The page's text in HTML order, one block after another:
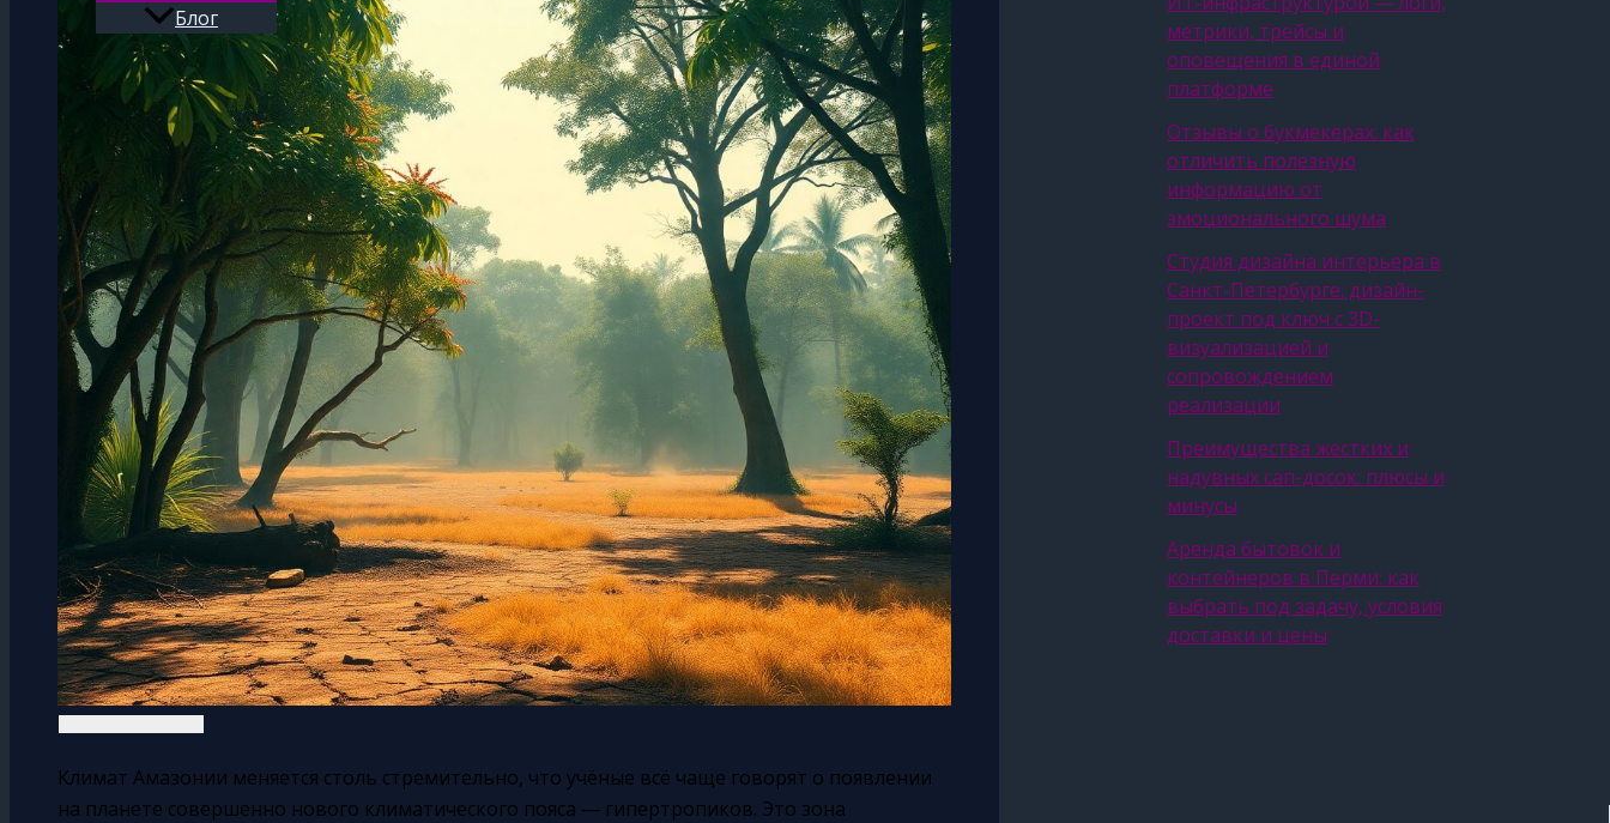
Блог
Климат Амазонии меняется столь стремительно, что учёные всё чаще говорят о появлении
на планете совершенно нового климатического пояса — гипертропиков. Это зона
метрики, трейсы и
оповещения в единой
платформе
Отзывы о букмекерах: как
отличить полезную
информацию от
эмоционального шума
Студия дизайна интерьера в
Санкт-Петербурге: дизайн-
проект под ключ с 3D-
визуализацией и
сопровождением
реализации
Преимущества жестких и
надувных сап-досок: плюсы и
минусы
Аренда бытовок и
контейнеров в Перми: как
выбрать под задачу, условия
доставки и цены